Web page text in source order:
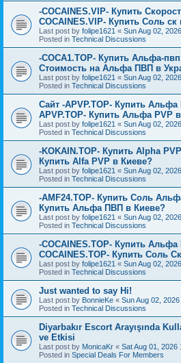
-COCAINES.VIP- Купить
COCAINES.VIP- Купить Соль ск
Last post by folipe1621 « Sun Aug 02,
Posted in Technical Discussions
-COCA1.TOP- Купить Альфа-
Стоимость на Альфа ПВП в
Last post by folipe1621 « Sun Aug 02,
Posted in Technical Discussions
Сайт -APVP.TOP- Купить
APVP.TOP- Купить Альфа PVP
Last post by folipe1621 « Sun Aug 02,
Posted in Technical Discussions
-KOKAIN.TOP- Купить Alpha
Купить Alfa PVP в Киеве?
Last post by folipe1621 « Sun Aug 02,
Posted in Technical Discussions
-AMF24.TOP- Купить Соль
Купить Альфа ПВП в Киеве?
Last post by folipe1621 « Sun Aug 02,
Posted in Technical Discussions
-COCAINES.TOP- Купить
COCAINES.TOP- Купить Соль
Last post by folipe1621 « Sun Aug 02,
Posted in Technical Discussions
Just wanted to say Hi!
Last post by BonnieKe « Sun Aug 02,
Posted in Technical Discussions
Diyarbakır Escort Arayışında
ve Etkisi
Last post by MonicaKr « Sat Aug 01, 2026
Posted in Special Deals For Members